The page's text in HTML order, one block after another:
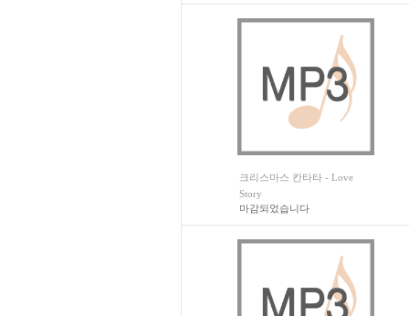
크리스마스 칸타타 - Love
Story
마감되었습니다